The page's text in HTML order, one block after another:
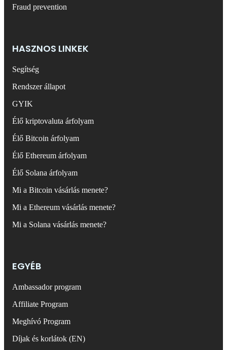
Fraud prevention
HASZNOS LINKEK
Segítség
Rendszer állapot
GYIK
Élő kriptovaluta árfolyam
Élő Bitcoin árfolyam
Élő Ethereum árfolyam
Élő Solana árfolyam
Mi a Bitcoin vásárlás menete?
Mi a Ethereum vásárlás menete?
Mi a Solana vásárlás menete?
EGYÉB
Ambassador program
Affiliate Program
Meghívó Program
Díjak és korlátok (EN)